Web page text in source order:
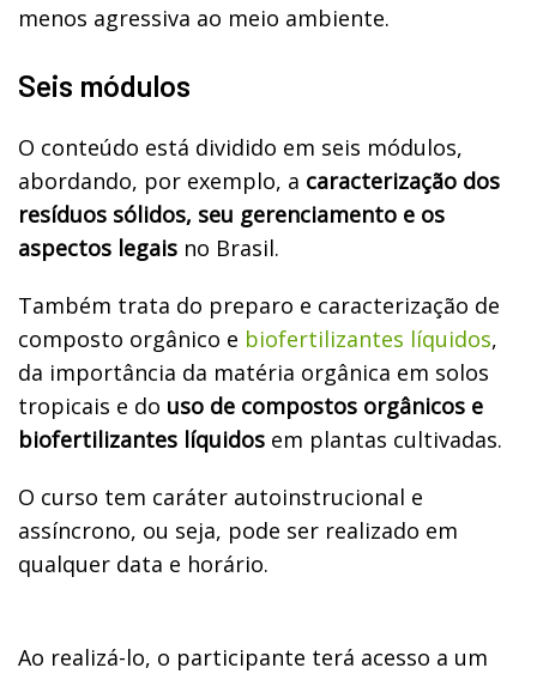
menos agressiva ao meio ambiente.
Seis módulos
O conteúdo está dividido em seis módulos,
abordando, por exemplo, a caracterização dos
resíduos sólidos, seu gerenciamento e os
aspectos legais no Brasil.
Também trata do preparo e caracterização de
composto orgânico e biofertilizantes líquidos,
da importância da matéria orgânica em solos
tropicais e do uso de compostos orgânicos e
biofertilizantes líquidos em plantas cultivadas.
O curso tem caráter autoinstrucional e
assíncrono, ou seja, pode ser realizado em
qualquer data e horário.
Ao realizá-lo, o participante terá acesso a um